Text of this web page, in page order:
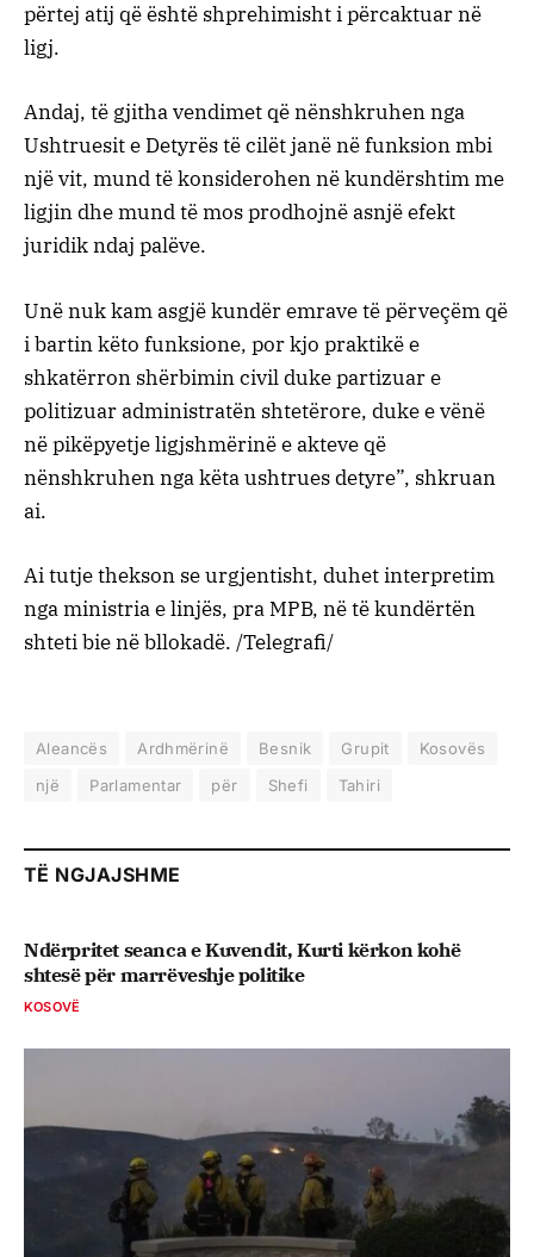
përtej atij që është shprehimisht i përcaktuar në
ligj.
Andaj, të gjitha vendimet që nënshkruhen nga
Ushtruesit e Detyrës të cilët janë në funksion mbi
një vit, mund të konsiderohen në kundërshtim me
ligjin dhe mund të mos prodhojnë asnjë efekt
juridik ndaj palëve.
Unë nuk kam asgjë kundër emrave të përveçëm që
i bartin këto funksione, por kjo praktikë e
shkatërron shërbimin civil duke partizuar e
politizuar administratën shtetërore, duke e vënë
në pikëpyetje ligjshmërinë e akteve që
nënshkruhen nga këta ushtrues detyre”, shkruan
ai.
Ai tutje thekson se urgjentisht, duhet interpretim
nga ministria e linjës, pra MPB, në të kundërtën
shteti bie në bllokadë. /Telegrafi/
Aleancës Ardhmërinë Besnik Grupit
Kosovës
një
Parlamentar për Shefi Tahiri
TË NGJAJSHME
Ndërpritet seanca e Kuvendit, Kurti kërkon kohë
shtesë për marrëveshje politike
KOSOVË